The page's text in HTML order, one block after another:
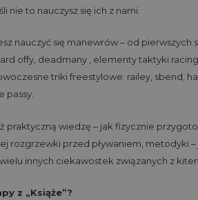
nie to nauczysz się ich z nami.
nauczyć się manewrów – od
offy, deadmany , elementy taktyki
triki freestylowe: railey, sbend,
passy.
praktyczną wiedzę – jak fizycznie
rozgrzewki przed pływaniem, metodyki
innych ciekawostek związanych z
z „Książe”?